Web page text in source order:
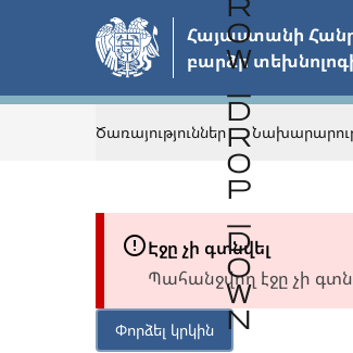
բովանդակությանը
Հայաստանի
բարձր
Ծառայություններ
Էջը չի գտնվել
Պահանջվող էջը չի
Փորձել կրկին